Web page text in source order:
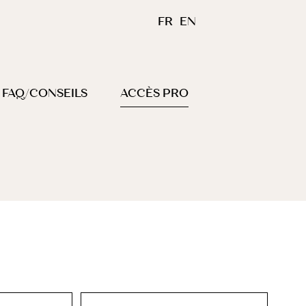
FR EN
FAQ/CONSEILS ACCÈS PRO